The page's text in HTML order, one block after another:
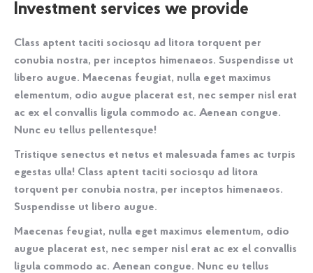
Investment services we provide
Class aptent taciti sociosqu ad litora torquent per
conubia nostra, per inceptos himenaeos. Suspendisse ut
libero augue. Maecenas feugiat, nulla eget maximus
elementum, odio augue placerat est, nec semper nisl erat
ac ex el convallis ligula commodo ac. Aenean congue.
Nunc eu tellus pellentesque!
Tristique senectus et netus et malesuada fames ac turpis
egestas ulla! Class aptent taciti sociosqu ad litora
torquent per conubia nostra, per inceptos himenaeos.
Suspendisse ut libero augue.
Maecenas feugiat, nulla eget maximus elementum, odio
augue placerat est, nec semper nisl erat ac ex el convallis
ligula commodo ac. Aenean congue. Nunc eu tellus